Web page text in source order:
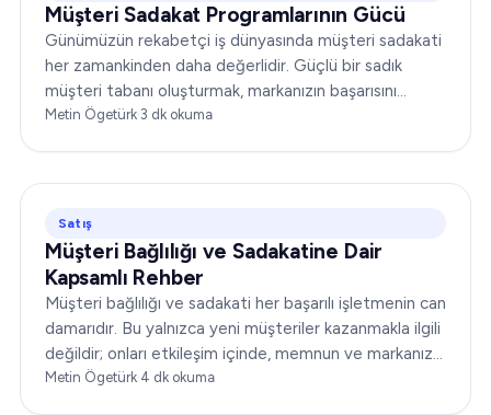
Müşteri Sadakat Programlarının Gücü
Günümüzün rekabetçi iş dünyasında müşteri sadakati
her zamankinden daha değerlidir. Güçlü bir sadık
müşteri tabanı oluşturmak, markanızın başarısını
önemli ölçüde artırabilir. Bu yazıda…
Metin Ögetürk·3 dk okuma
Satış
Müşteri Bağlılığı ve Sadakatine Dair
Kapsamlı Rehber
Müşteri bağlılığı ve sadakati her başarılı işletmenin can
damarıdır. Bu yalnızca yeni müşteriler kazanmakla ilgili
değildir; onları etkileşim içinde, memnun ve markanıza
sadık tutmakla ilgilidir. Bu makalede…
Metin Ögetürk·4 dk okuma